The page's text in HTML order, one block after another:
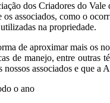
dos Criadores do
associados, como o
na propriedade.
de aproximar mais os
de manejo, entre
associados e que
o ano